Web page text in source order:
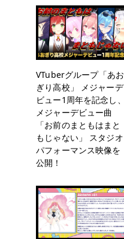
VTuberグループ「あお
ぎり高校」 メジャーデ
ビュー1周年を記念し、
メジャーデビュー曲
「お前のまともはまと
もじゃない」 スタジオ
パフォーマンス映像を
公開！